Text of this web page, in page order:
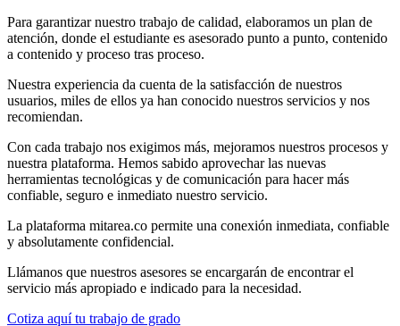
Para garantizar nuestro trabajo de calidad, elaboramos un plan de
atención, donde el estudiante es asesorado punto a punto, contenido
a contenido y proceso tras proceso.
Nuestra experiencia da cuenta de la satisfacción de nuestros
usuarios, miles de ellos ya han conocido nuestros servicios y nos
recomiendan.
Con cada trabajo nos exigimos más, mejoramos nuestros procesos y
nuestra plataforma. Hemos sabido aprovechar las nuevas
herramientas tecnológicas y de comunicación para hacer más
confiable, seguro e inmediato nuestro servicio.
La plataforma mitarea.co permite una conexión inmediata, confiable
y absolutamente confidencial.
Llámanos que nuestros asesores se encargarán de encontrar el
servicio más apropiado e indicado para la necesidad.
Cotiza aquí tu trabajo de grado